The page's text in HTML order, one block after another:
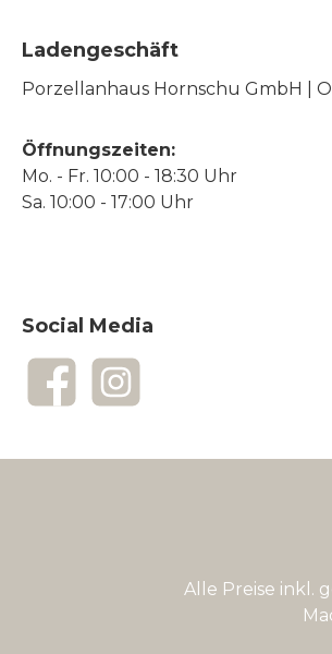
Ladengeschäft
Porzellanhaus Hornschu GmbH |
Öffnungszeiten:
Mo. - Fr. 10:00 - 18:30 Uhr
Sa. 10:00 - 17:00 Uhr
Social Media
FacebookInstagram
Alle Preise inkl.